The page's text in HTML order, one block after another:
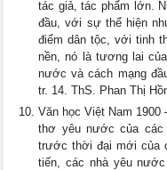
tác giả, tác phẩm lớn.
đầu, với sự thể hiện
điểm dân tộc, với tinh
nền, nó là tương lai
nước và cách mạng
tr. 14. ThS. Phan Thị
Văn học Việt Nam 1900
thơ yêu nước của
trước thời đại mới của
tiến, các nhà yêu